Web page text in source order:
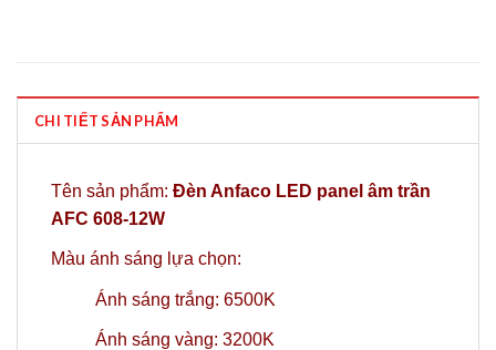
CHI TIẾT SẢN PHẨM
Tên sản phẩm: Đèn Anfaco LED panel âm trần
AFC 608-12W
Màu ánh sáng lựa chọn:
Ánh sáng trắng: 6500K
Ánh sáng vàng: 3200K